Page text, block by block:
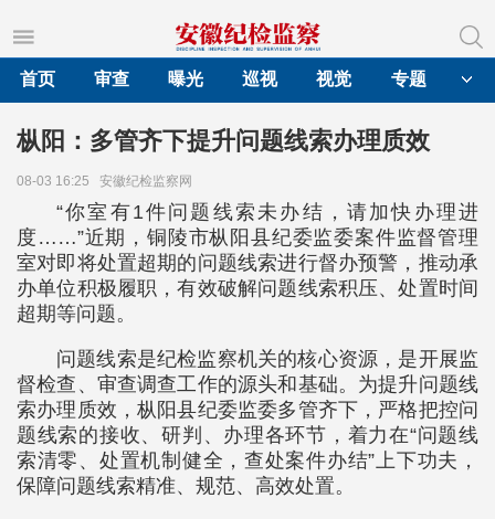
首页
审查 曝光 巡视 视觉 专题
枞阳：多管齐下提升问题线索办理质效
08-03 16:25 安徽纪检监察网
“你室有1件问题线索未办结，请加快办理进
度……”近期，铜陵市枞阳县纪委监委案件监督管理
室对即将处置超期的问题线索进行督办预警，推动承
办单位积极履职，有效破解问题线索积压、处置时间
超期等问题。
问题线索是纪检监察机关的核心资源，是开展监
督检查、审查调查工作的源头和基础。为提升问题线
索办理质效，枞阳县纪委监委多管齐下，严格把控问
题线索的接收、研判、办理各环节，着力在“问题线
索清零、处置机制健全，查处案件办结”上下功夫，
保障问题线索精准、规范、高效处置。